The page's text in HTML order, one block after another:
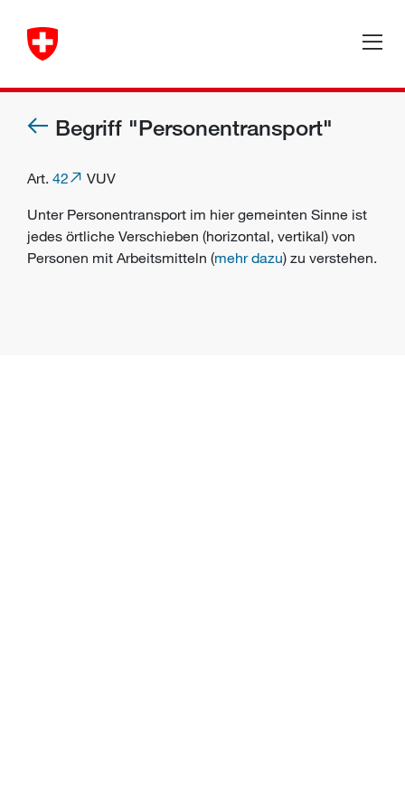
Begriff "Personentransport"
Art. 42
VUV
Unter Personentransport im hier gemeinten Sinne ist
jedes örtliche Verschieben (horizontal, vertikal) von
Personen mit Arbeitsmitteln (mehr dazu) zu verstehen.